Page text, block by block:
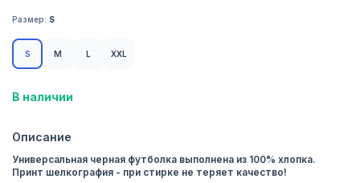
Размер: S
S M L XXL
В наличии
Описание
Универсальная черная футболка выполнена из 100% хлопка.
Принт шелкография - при стирке не теряет качество!